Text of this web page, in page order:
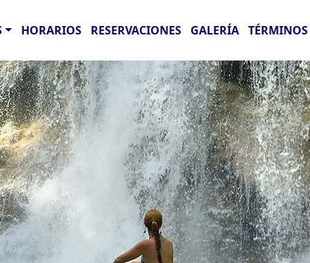
HORARIOS RESERVACIONES GALERÍA